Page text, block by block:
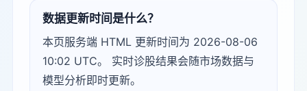
数据更新时间是什么？
本页服务端 HTML 更新时间为 2026-08-06
10:02 UTC。 实时诊股结果会随市场数据与
模型分析即时更新。